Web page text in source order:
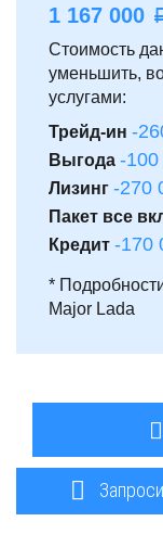
1 167 000
Стоимость
уменьшить,
услугами:
Трейд-ин -
Выгода -100
Лизинг -270
Пакет все
Кредит -170
*
Major Lada